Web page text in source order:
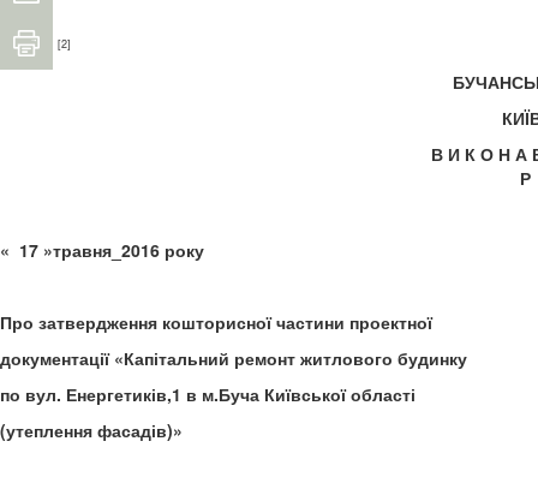
[2]
В И К О Н
« 17 »травня_2016 року
Про затвердження кошторисної частини проектної
документації «Капітальний ремонт житлового будинку
по вул. Енергетиків,1 в м.Буча Київської області
(утеплення фасадів)»